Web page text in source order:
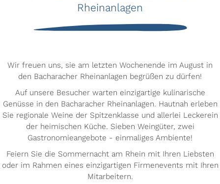
Rheinanlagen
Wir freuen uns, sie am letzten Wochenende im August in
den Bacharacher Rheinanlagen begrüßen zu dürfen!
Auf unsere Besucher warten einzigartige kulinarische
Genüsse in den Bacharacher Rheinanlagen. Hautnah erleben
Sie regionale Weine der Spitzenklasse und allerlei Leckerein
der heimischen Küche. Sieben Weingüter, zwei
Gastronomieangebote - einmaliges Ambiente!
Feiern Sie die Sommernacht am Rhein mit Ihren Liebsten
oder im Rahmen eines einzigartigen Firmenevents mit Ihren
Mitarbeitern.